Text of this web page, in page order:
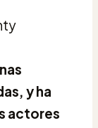
y ha
actores